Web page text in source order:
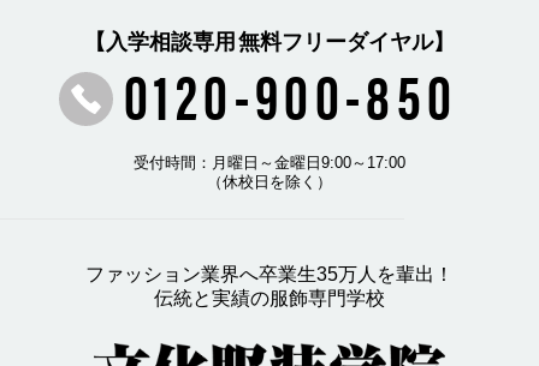
0120-900-850
【入学相談専用 無料フリーダイヤル】
受付時間：月曜日～金曜日9:00～17:00
（休校日を除く）
ファッション業界へ卒業生35万人を輩出！
伝統と実績の服飾専門学校